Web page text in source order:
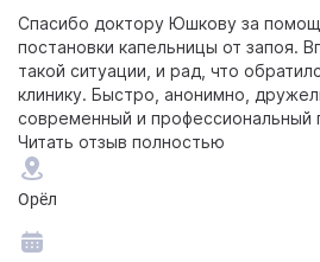
Спасибо доктору Юшкову за
постановки капельницы от запоя.
такой ситуации, и рад, что
клинику. Быстро, анонимно,
современный и профессиональный
Читать отзыв полностью
Орёл